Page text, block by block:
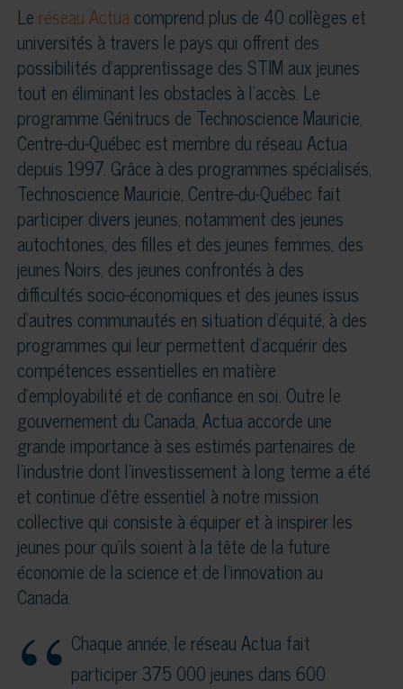
Le réseau Actua comprend plus de 40 collèges et
universités à travers le pays qui offrent des
possibilités d’apprentissage des STIM aux jeunes
tout en éliminant les obstacles à l’accès. Le
programme Génitrucs de Technoscience Mauricie,
Centre-du-Québec est membre du réseau Actua
depuis 1997. Grâce à des programmes spécialisés,
Technoscience Mauricie, Centre-du-Québec fait
participer divers jeunes, notamment des jeunes
autochtones, des filles et des jeunes femmes, des
jeunes Noirs, des jeunes confrontés à des
difficultés socio-économiques et des jeunes issus
d’autres communautés en situation d’équité, à des
programmes qui leur permettent d’acquérir des
compétences essentielles en matière
d’employabilité et de confiance en soi. Outre le
gouvernement du Canada, Actua accorde une
grande importance à ses estimés partenaires de
l’industrie dont l’investissement à long terme a été
et continue d’être essentiel à notre mission
collective qui consiste à équiper et à inspirer les
jeunes pour qu’ils soient à la tête de la future
économie de la science et de l’innovation au
Canada.
Chaque année, le réseau Actua fait
participer 375 000 jeunes dans 600